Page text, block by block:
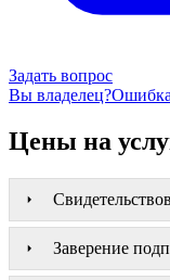
Задать вопрос
Вы владелец?Ошибка
Цены на
Заверение